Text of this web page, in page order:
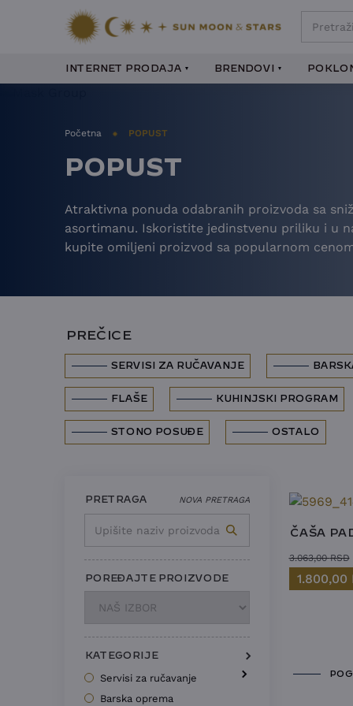
INTERNET PRODAJA BRENDOVI
Početna POPUST
POPUST
Atraktivna ponuda odabranih proizvoda sa
asortimanu. Iskoristite jedinstvenu priliku i u
kupite omiljeni proizvod sa popularnom
PREČICE
SERVISI ZA RUČAVANJE
FLAŠE KUHINJSKI PROGRAM
STONO POSUĐE OSTALO
ČAŠA
3.063,00RSD
1.800,00
PRETRAGA NOVA PRETRAGA
Upišite naziv proizvoda
POREĐAJTE PROIZVODE
KATEGORIJE
Servisi za ručavanje
Činije
Barska oprema